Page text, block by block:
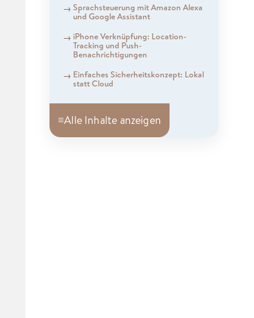
Sprachsteuerung mit Amazon Alexa
und Google Assistant
iPhone Verknüpfung: Location-
Tracking und Push-
Benachrichtigungen
Einfaches Sicherheitskonzept: Lokal
statt Cloud
≡Alle Inhalte anzeigen